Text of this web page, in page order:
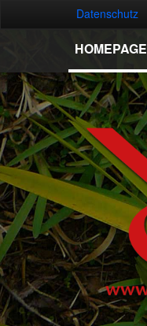
Datenschutz
HOMEPAGE